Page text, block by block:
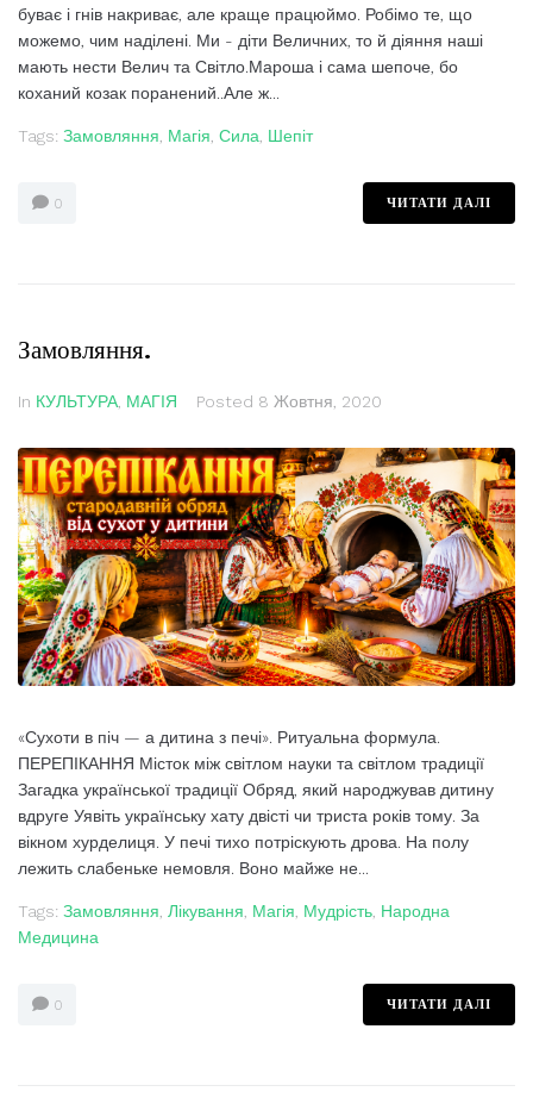
буває і гнів накриває, але краще працюймо. Робімо те, що
можемо, чим наділені. Ми - діти Величних, то й діяння наші
мають нести Велич та Світло.Мароша і сама шепоче, бо
коханий козак поранений..Але ж...
Tags: Замовляння, Магія, Сила, Шепіт
0 ЧИТАТИ ДАЛІ
Замовляння.
In КУЛЬТУРА, МАГІЯ Posted 8 Жовтня, 2020
«Сухоти в піч — а дитина з печі». Ритуальна формула.
ПЕРЕПІКАННЯ Місток між світлом науки та світлом традиції
Загадка української традиції Обряд, який народжував дитину
вдруге Уявіть українську хату двісті чи триста років тому. За
вікном хурделиця. У печі тихо потріскують дрова. На полу
лежить слабеньке немовля. Воно майже не...
Tags: Замовляння Лікування Магія Мудрість Народна
Медицина
0 ЧИТАТИ ДАЛІ